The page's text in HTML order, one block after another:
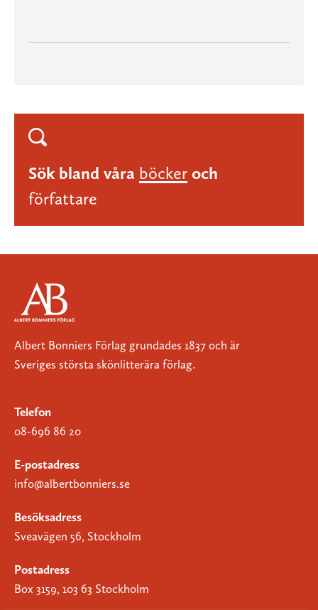
Sök bland våra böcker och
författare
Albert Bonniers Förlag grundades 1837 och är
Sveriges största skönlitterära förlag.
Telefon
08-696 86 20
E-postadress
info@albertbonniers.se
Besöksadress
Sveavägen 56, Stockholm
Postadress
Box 3159, 103 63 Stockholm